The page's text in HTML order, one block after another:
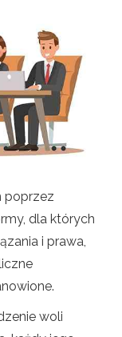
poprzez
dla których
i prawa,
woli